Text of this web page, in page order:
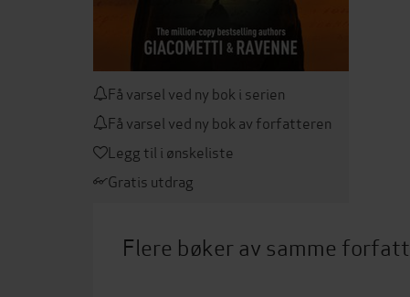
Få varsel ved ny bok i serien
Få varsel ved ny bok av forfatteren
Legg til i ønskeliste
Gratis utdrag
Flere bøker av samme